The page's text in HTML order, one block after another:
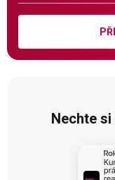
Nechte